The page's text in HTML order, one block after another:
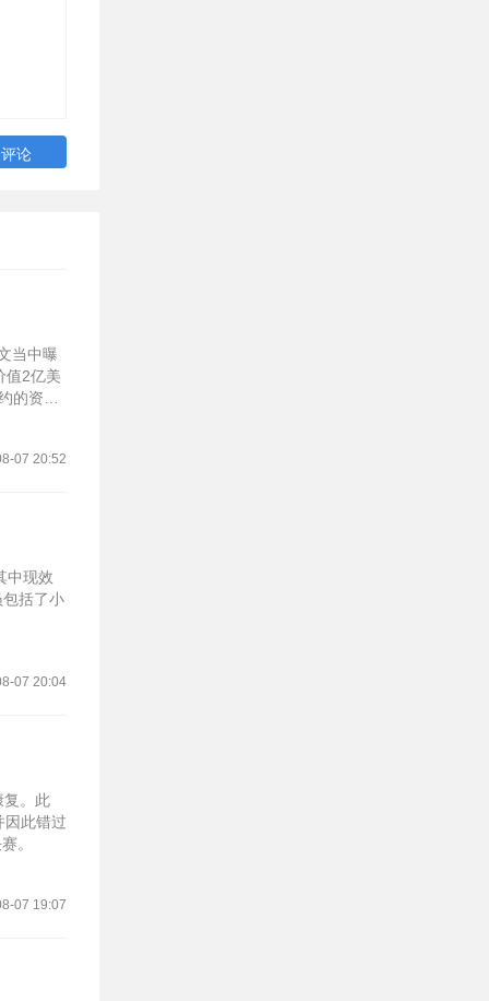
当中曝
值2亿美
的资
07 20:52
中现效
括了小
07 20:04
复。此
因此错过
。
07 19:07